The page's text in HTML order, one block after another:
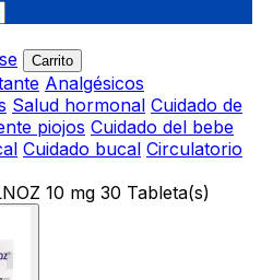
Carrito
Analgésicos
Salud hormonal Cuidado de
piojos Cuidado del bebe
Cuidado bucal Circulatorio
10 mg 30 Tableta(s)